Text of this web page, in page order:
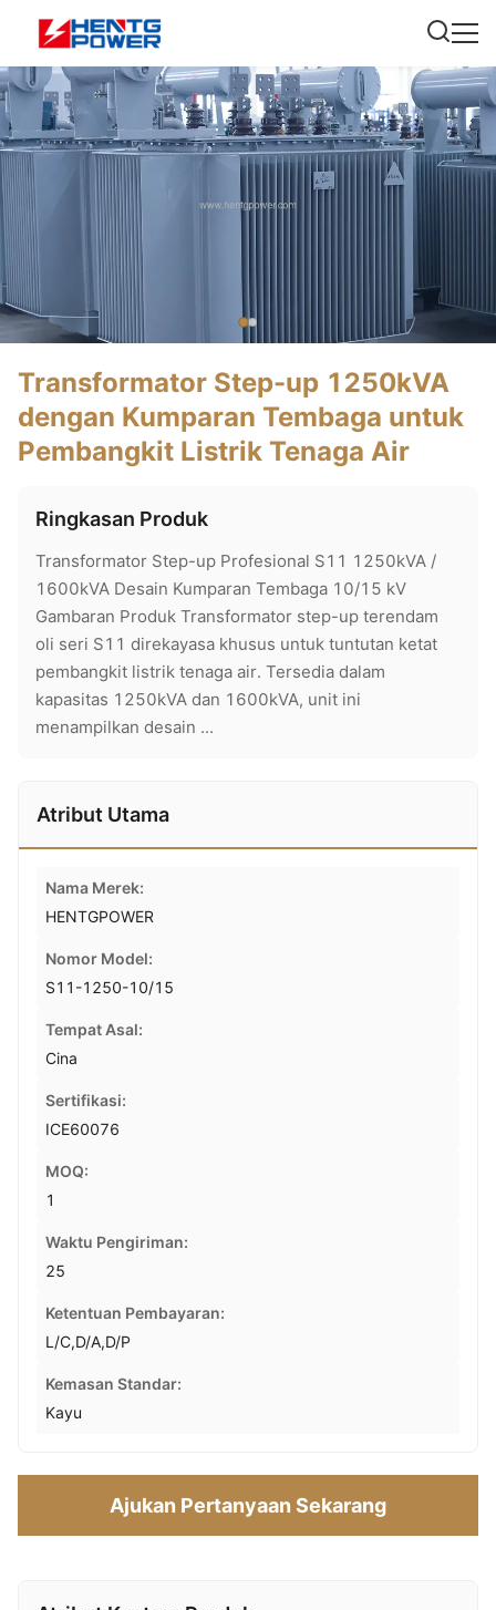
Transformator Step-up 1250kVA
dengan Kumparan Tembaga untuk
Pembangkit Listrik Tenaga Air
Ringkasan Produk
Transformator Step-up Profesional S11 1250kVA /
1600kVA Desain Kumparan Tembaga 10/15 kV
Gambaran Produk Transformator step-up terendam
oli seri S11 direkayasa khusus untuk tuntutan ketat
pembangkit listrik tenaga air. Tersedia dalam
kapasitas 1250kVA dan 1600kVA, unit ini
menampilkan desain ...
Atribut Utama
Nama Merek:
HENTGPOWER
Nomor Model:
S11-1250-10/15
Tempat Asal:
Cina
Sertifikasi:
ICE60076
MOQ:
1
Waktu Pengiriman:
25
Ketentuan Pembayaran:
L/C,D/A,D/P
Kemasan Standar:
Kayu
Ajukan Pertanyaan Sekarang